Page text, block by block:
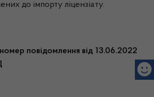
до імпорту ліцензіату.
повідомлення від 13.06.2022